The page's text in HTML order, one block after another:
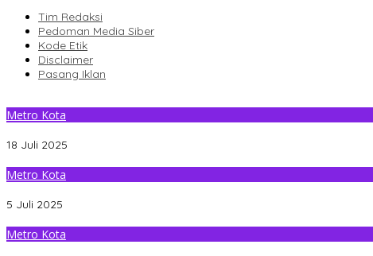
Tim Redaksi
Pedoman Media Siber
Kode Etik
Disclaimer
Pasang Iklan
Metro Kota
18 Juli 2025
Metro Kota
5 Juli 2025
Metro Kota